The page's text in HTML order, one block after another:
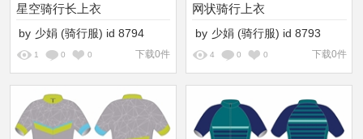
星空骑行长上衣
by 少娟 (骑行服) id 8794
1 0 0 下载0件
网状骑行上衣
by 少娟 (骑行服) id 8793
4 0 0 下载0件